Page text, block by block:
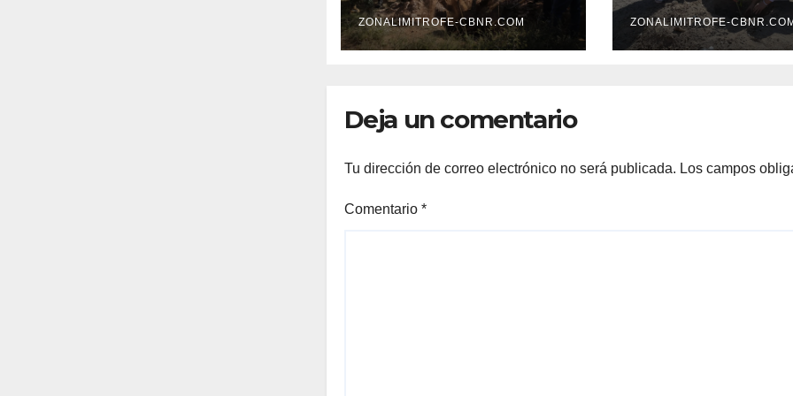
RESTAURACIÓN Y
PROTECCIÓN DE
SUS ECOSISTEMAS
ZONALIMITROFE-CBNR.COM
reforestación
Parque 5 de
ZONALIMITROFE-CBNR.COM
Deja un comentario
Tu dirección de correo electrónico no será publicada. Los campos
Comentario *